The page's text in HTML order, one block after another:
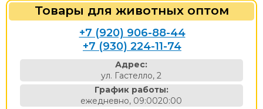
Товары для животных оптом
+7 (920) 906-88-44
+7 (930) 224-11-74
Адрес:
ул. Гастелло, 2
График работы:
ежедневно, 09:0020:00